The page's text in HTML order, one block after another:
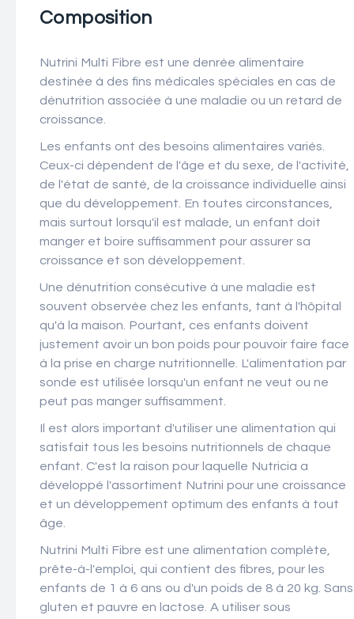
Composition
Nutrini Multi Fibre est une denrée alimentaire
destinée à des fins médicales spéciales en cas de
dénutrition associée à une maladie ou un retard de
croissance.
Les enfants ont des besoins alimentaires variés.
Ceux-ci dépendent de l'âge et du sexe, de l'activité,
de l'état de santé, de la croissance individuelle ainsi
que du développement. En toutes circonstances,
mais surtout lorsqu'il est malade, un enfant doit
manger et boire suffisamment pour assurer sa
croissance et son développement.
Une dénutrition consécutive à une maladie est
souvent observée chez les enfants, tant à l'hôpital
qu'à la maison. Pourtant, ces enfants doivent
justement avoir un bon poids pour pouvoir faire face
à la prise en charge nutritionnelle. L'alimentation par
sonde est utilisée lorsqu'un enfant ne veut ou ne
peut pas manger suffisamment.
Il est alors important d'utiliser une alimentation qui
satisfait tous les besoins nutritionnels de chaque
enfant. C'est la raison pour laquelle Nutricia a
développé l'assortiment Nutrini pour une croissance
et un développement optimum des enfants à tout
âge.
Nutrini Multi Fibre est une alimentation complète,
prête-à-l'emploi, qui contient des fibres, pour les
enfants de 1 à 6 ans ou d'un poids de 8 à 20 kg. Sans
gluten et pauvre en lactose. A utiliser sous